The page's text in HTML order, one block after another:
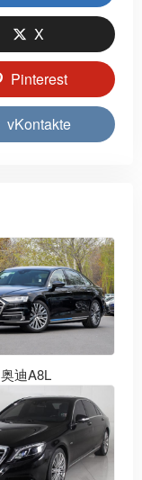
X
Pinterest
vKontakte
奥迪A8L